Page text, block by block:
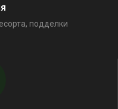
подделки